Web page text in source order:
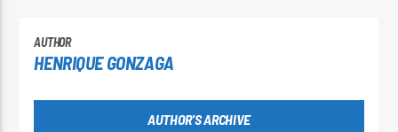
AUTHOR
HENRIQUE GONZAGA
AUTHOR'S ARCHIVE